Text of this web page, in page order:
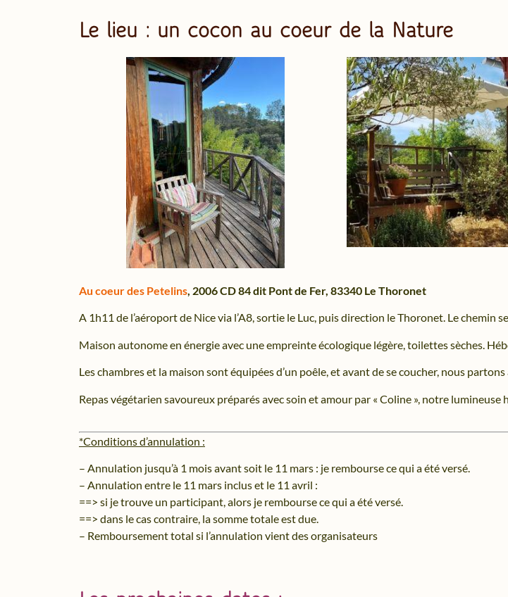
Le lieu : un cocon au coeur de la Nature
Au coeur des Petelins, 2006 CD 84 dit Pont de Fer, 83340 Le Thoronet
A 1h11 de l’aéroport de Nice via l’A8, sortie le Luc, puis direction le Thoronet. Le chemin
Maison autonome en énergie avec une empreinte écologique légère, toilettes sèches.
Les chambres et la maison sont équipées d’un poêle, et avant de se coucher, nous
Repas végétarien savoureux préparés avec soin et amour par « Coline », notre lumineuse
*Conditions d’annulation :
– Annulation jusqu’à 1 mois avant soit le 11 mars : je rembourse ce qui a été versé.
– Annulation entre le 11 mars inclus et le 11 avril :
==> si je trouve un participant, alors je rembourse ce qui a été versé.
==> dans le cas contraire, la somme totale est due.
– Remboursement total si l’annulation vient des organisateurs